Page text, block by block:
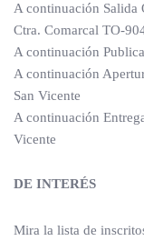
A continuación Salida
Ctra. Comarcal TO-
A continuación
A continuación
San Vicente
A continuación
Vicente
DE INTERÉS
Mira la lista de